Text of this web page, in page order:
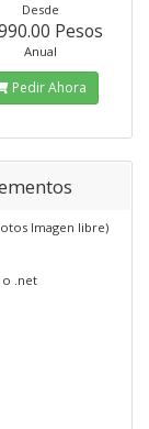
Desde
Pesos
Anual
Pedir Ahora
Imagen libre)
o .net